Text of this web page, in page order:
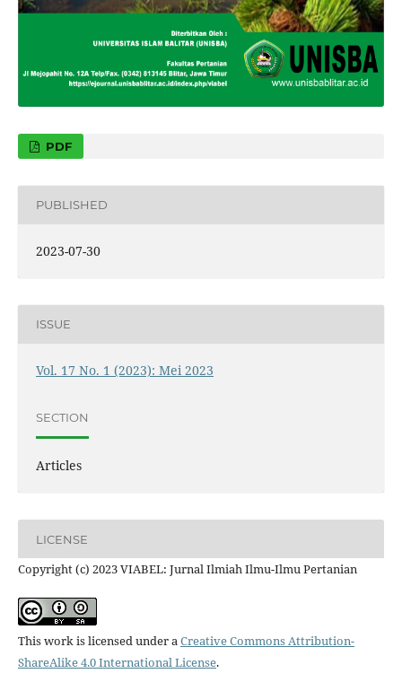
PDF
PUBLISHED
2023-07-30
ISSUE
Vol. 17 No. 1 (2023): Mei 2023
SECTION
Articles
LICENSE
Copyright (c) 2023 VIABEL: Jurnal Ilmiah Ilmu-Ilmu Pertanian
This work is licensed under aCreative Commons Attribution-
ShareAlike 4.0 International License.